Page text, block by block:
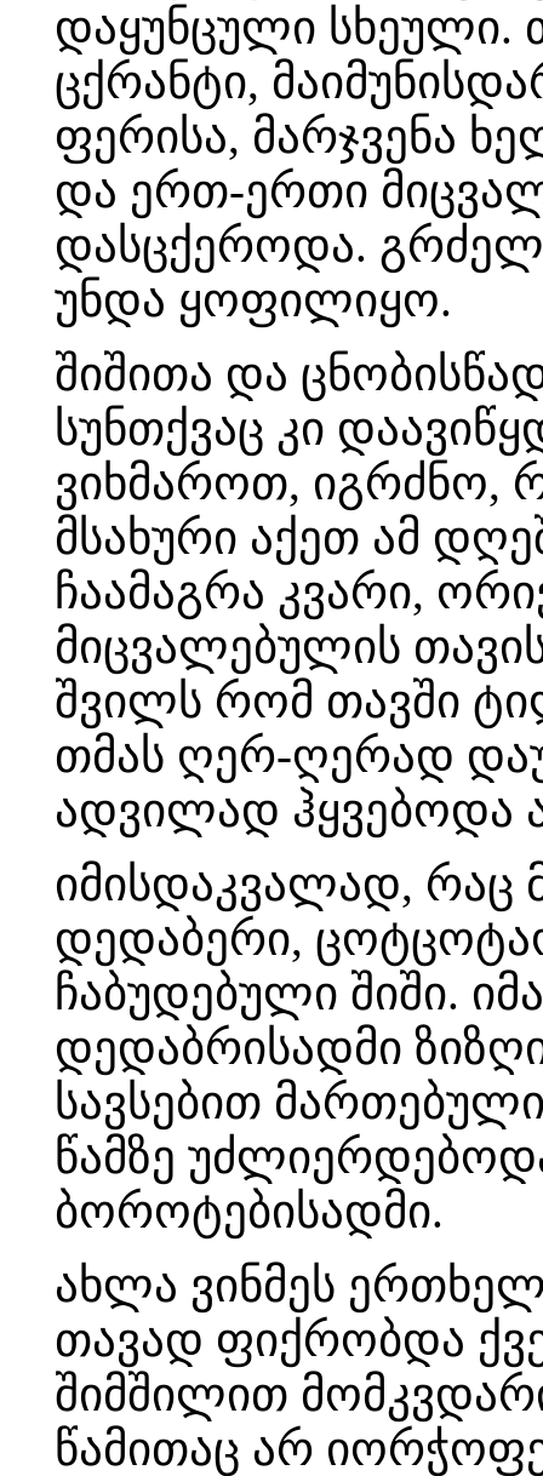
დაყუნცული სხეული.
ცქრანტი,
ფერისა, მარჯვენა
და ერთ-ერთი
დასცქეროდა.
უნდა ყოფილიყო.
შიშითა და
სუნთქვაც კი
ვიხმაროთ, იგრძნო,
მსახური აქეთ ამ
ჩაამაგრა კვარი,
მიცვალებულის
შვილს რომ თავში
თმას ღერ-ღერად
ადვილად ჰყვებოდა
იმისდაკვალად, რაც
დედაბერი,
ჩაბუდებული შიში.
დედაბრისადმი
სავსებით
წამზე
ბოროტებისადმი.
ახლა ვინმეს
თავად ფიქრობდა
შიმშილით
წამითაც არ